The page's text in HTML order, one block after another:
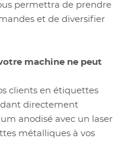
permettra de prendre
et de diversifier
machine ne peut
clients en étiquettes
directement
anodisé avec un laser
métalliques à vos